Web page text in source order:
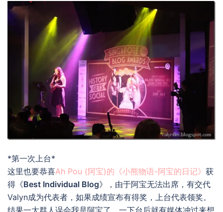
*第一次上台*
这里也要恭喜Ah Pou (阿宝)的《小熊物语-阿宝的日记》 获
得《Best Individual Blog》，由于阿宝无法出席，有交代
Valyn成为代表者，如果成绩宣布有得奖，上台代表领奖。
结果一大群人误会我是阿宝了，一下台后就有媒体冲过来想